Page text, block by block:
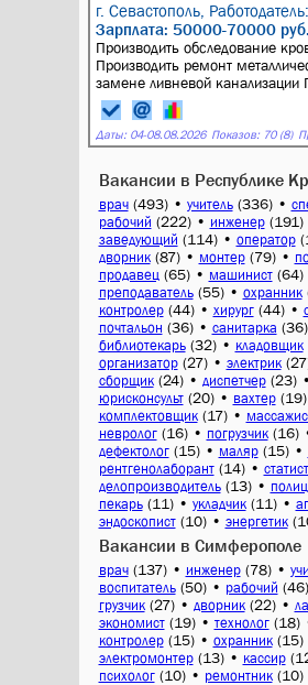
г. Севастополь,
Зарплата: 50000-70000 руб.
Производить обследование
Производить ремонт
замене ливневой канализации
Даты: 04-08.08.2026 Показов: 70 (8)
Вакансии в Республике
врач (493)• учитель (336)•
рабочий (222)• инженер (191)
заведующий (114)• оператор
дворник (87)• монтер (79)•
продавец (65)• машинист (64)
преподаватель (55)• охранник
контролер (44)• хирург (44)•
почтальон (36)• санитарка (36)
библиотекарь (32)• кладовщик
организатор (27)• электрик
сборщик (24)• диспетчер (23)•
юрисконсульт (20)• вахтер (19)
комплектовщик (17)•
невролог (16)• погрузчик (16)
дефектолог (15)• маляр (15)•
рентгенолаборант (14)•
делопроизводитель (13)•
пекарь (11)• укладчик (11)•
эндоскопист (10)• энергетик
Вакансии в Симферополе
врач (137)• инженер (78)•
воспитатель (50)• рабочий (46)
грузчик (27)• дворник (22)•
экономист (19)• технолог (18)
контролер (15)• охранник (15)
электромонтер (13)• кассир
психолог (10)• ремонтник (10)